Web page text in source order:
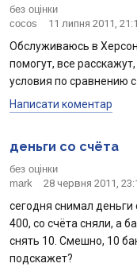
без оцінки
cocos
11 липня 2011,
Обслуживаюсь в
помогут, все
условия по сравнению
Написати коментар
деньги со счёта
без оцінки
mark
28 червня 2011,
сегодня снимал деньги
400, со счёта сняли, а
снять 10. Смешно, 10
подскажет?